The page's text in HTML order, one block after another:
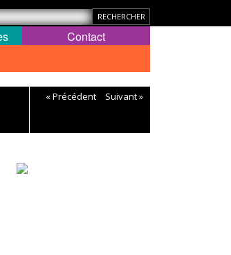
Contact
« Précédent Suivant »